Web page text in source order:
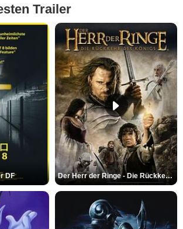
Trailer
DF Der Herr der Ringe - Die Rückkehr des Königs Trailer OV